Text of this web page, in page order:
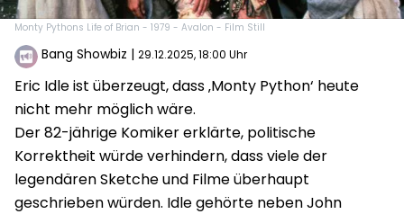
Monty Pythons Life of Brian - 1979 - Avalon - Film Still
Bang Showbiz | 29.12.2025, 18:00 Uhr
Eric Idle ist überzeugt, dass ‚Monty Python‘ heute
nicht mehr möglich wäre.
Der 82-jährige Komiker erklärte, politische
Korrektheit würde verhindern, dass viele der
legendären Sketche und Filme überhaupt
geschrieben würden. Idle gehörte neben John